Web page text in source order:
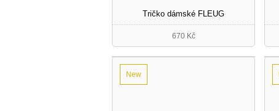
Tričko dámské FLEUG
670 Kč
New